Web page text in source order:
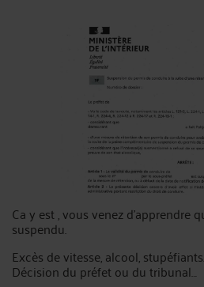
Ca y est , vous venez d’apprendre
suspendu.
Excès de vitesse, alcool,
Décision du préfet ou du tribunal…